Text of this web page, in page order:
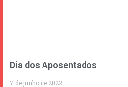
Dia dos Aposentados
7 de junho de 2022